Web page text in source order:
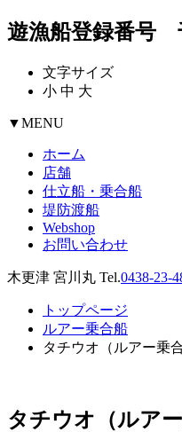
遊漁船登録番号
文字サイズ
小 中 大
▼MENU
ホーム
店舗
仕立船・乗合船
堤防渡船
Webshop
お問い合わせ
木更津 宮川丸 Tel.0438-23-
トップページ
ルアー乗合船
タチウオ（ルアー乗合
タチウオ（ルアー